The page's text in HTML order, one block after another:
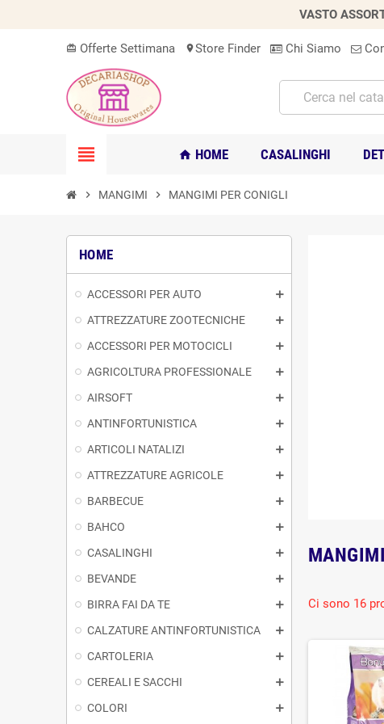
VASTO
card_giftcard Offerte Settimana location_onStore Finder Chi Siamo
view_headline home HOME CASALINGHI
chevron_right MANGIMI chevron_right MANGIMI PER CONIGLI
HOME
ACCESSORI PER AUTO
ATTREZZATURE ZOOTECNICHE
ACCESSORI PER MOTOCICLI
AGRICOLTURA PROFESSIONALE
AIRSOFT
ANTINFORTUNISTICA
ARTICOLI NATALIZI
ATTREZZATURE AGRICOLE
BARBECUE
BAHCO
CASALINGHI
BEVANDE
BIRRA FAI DA TE
CALZATURE ANTINFORTUNISTICA
CARTOLERIA
CEREALI E SACCHI
COLORI
Ci sono 16